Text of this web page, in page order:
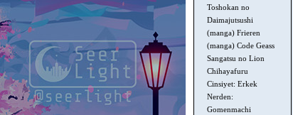
Toshokan no
Daimajutsushi
(manga) Frieren
(manga) Code Geass
Sangatsu no Lion
Chihayafuru
Cinsiyet: Erkek
Nerden:
Gomenmachi